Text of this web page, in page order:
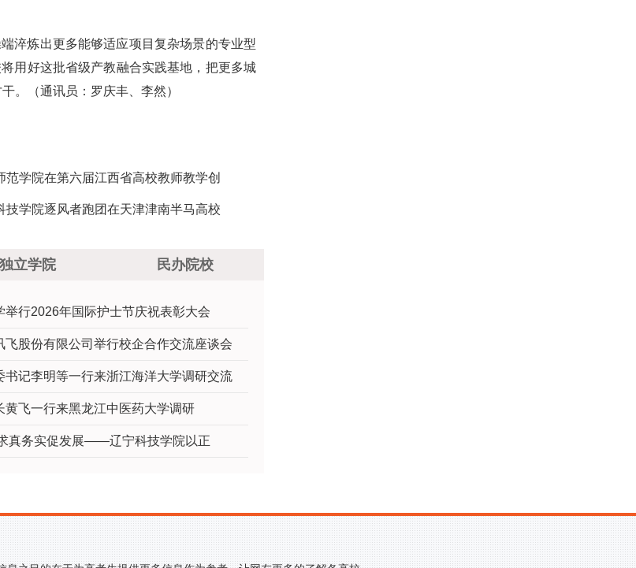
淬炼出更多能够适应项目复杂场景的专业型
用好这批省级产教融合实践基地，把更多城
。
（通讯员：罗庆丰、李然）
范学院在第六届江西省高校教师教学创
获佳绩
技学院逐风者跑团在天津津南半马高校
独立学院 民办院校
举行2026年国际护士节庆祝表彰大会
飞股份有限公司举行校企合作交流座谈会
书记李明等一行来浙江海洋大学调研交流
黄飞一行来黑龙江中医药大学调研
真务实促发展——辽宁科技学院以正